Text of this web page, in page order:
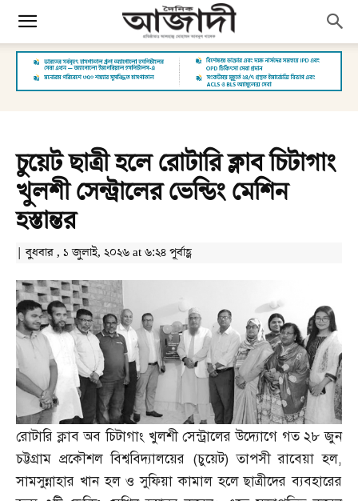
চুয়েট ছাত্রী হলে রোটারি ক্লাব চিটাগাং
খুলশী সেন্ট্রালের ভেন্ডিং মেশিন
হস্তান্তর
| বুধবার , ১ জুলাই, ২০২৬ at ৬:২৪ পূর্বাহ্ণ
রোটারি ক্লাব অব চিটাগাং খুলশী সেন্ট্রালের উদ্যোগে গত ২৮ জুন
চট্টগ্রাম প্রকৌশল বিশ্ববিদ্যালয়ের (চুয়েট)তাপসী রাবেয়া হল,
সামসুন্নাহার খান হল ও সুফিয়া কামাল হলে ছাত্রীদের ব্যবহারের